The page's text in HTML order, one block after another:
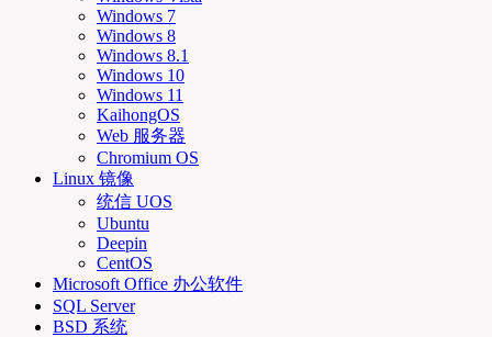
Windows 7
Windows 8
Windows 8.1
Windows 10
Windows 11
KaihongOS
Web 服务器
Chromium OS
Linux 镜像
统信 UOS
Ubuntu
Deepin
CentOS
Microsoft Office 办公软件
SQL Server
BSD 系统